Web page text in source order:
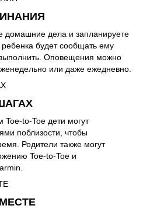
домашние дела и запланируете
будет сообщать ему
Оповещения можно
или даже ежедневно.
to-Toe дети могут
поблизости, чтобы
Родители также могут
Toe-to-Toe и